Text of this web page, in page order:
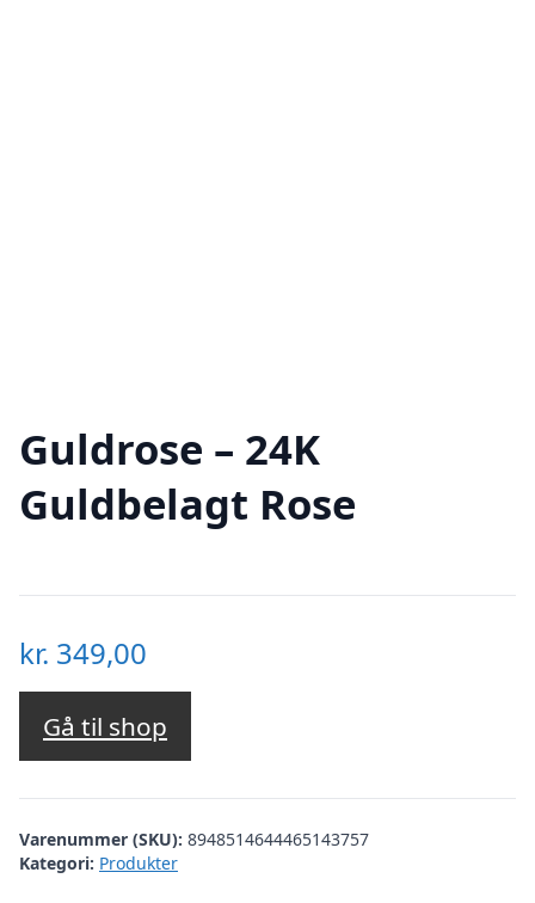
Guldrose – 24K
Guldbelagt Rose
kr. 349,00
Gå til shop
Varenummer (SKU): 8948514644465143757
Kategori: Produkter